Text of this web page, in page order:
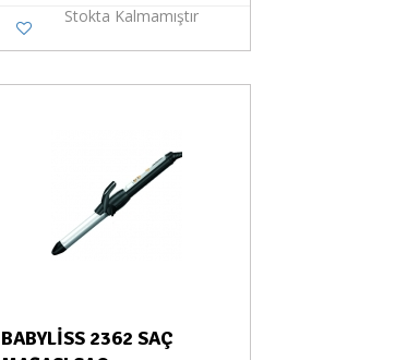
Stokta Kalmamıştır
BABYLİSS 2362 SAÇ